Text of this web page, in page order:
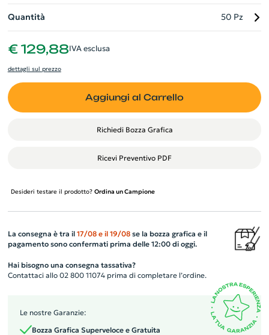
Quantità 50 Pz
€ 129,88IVA esclusa
dettagli sul prezzo
Aggiungi al Carrello
Richiedi Bozza Grafica
Ricevi Preventivo PDF
Desideri testare il prodotto? Ordina un Campione
La consegna è tra il 17/08 e il 19/08se la bozza grafica e il
pagamento sono confermati prima delle 12:00 di oggi.
Hai bisogno una consegna tassativa?
Contattaci allo 02 800 11074 prima di completare l’ordine.
Le nostre Garanzie:
Bozza Grafica Superveloce e Gratuita